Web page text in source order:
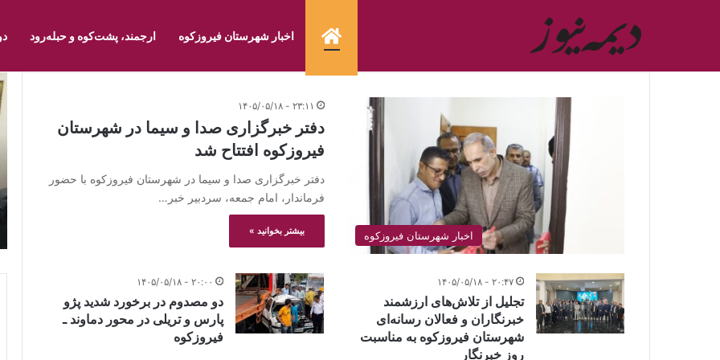
صفحه نخست
اخبار شهرستان فیروزکوه ارجمند، پشت‌کوه و حبله‌رود
اخبار شهرستان فیروزکوه
۲۳:۱۱ - ۱۴۰۵/۰۵/۱۸
دفتر خبرگزاری صدا و سیما در شهرستان
فیروزکوه افتتاح شد
دفتر خبرگزاری صدا و سیما در شهرستان فیروزکوه با حضور
فرماندار، امام جمعه، سردبیر خبر…
بیشتر بخوانید »
۲۰:۴۷ - ۱۴۰۵/۰۵/۱۸
تجلیل از تلاش‌های ارزشمند
خبرنگاران و فعالان رسانه‌ای
شهرستان فیروزکوه به مناسبت
روز خبرنگار
۲۰:۰۰ - ۱۴۰۵/۰۵/۱۸
دو مصدوم در برخورد شدید پژو
پارس و تریلی در محور دماوند ـ
فیروزکوه
فیروزکوه
۱۵:۳۱ - ۱۴۰۳/۰۲/۲۸
افتتاحیه مهد آدینه در مصلای نماز جمعه فیروزکوه
میدانی
سرپرست
بخشداری
مرکزی
فیروزکوه
از
روستای
انجام
بررسی
مسائل
و
مشکلات
۱۷:۰۴ - ۱۴۰۳/۱۱/۲۶
در بازدید میدانی سرپرست بخشداری مرکزی فیروزکوه از روستای
مزداران انجام شد؛
بررسی مسائل و مشکلات روستای مزداران